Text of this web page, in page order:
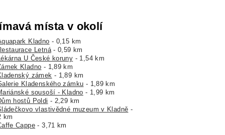
místa v okolí
Kladno - 0,15 km
Letná- 0,59 km
U České koruny - 1,54 km
Kladno - 1,89 km
zámek - 1,89 km
Kladenského zámku - 1,89 km
sousoší - Kladno - 1,99 km
hostů Poldi - 2,29 km
vlastivědné muzeum v Kladně -
km
Cappe - 3,71 km